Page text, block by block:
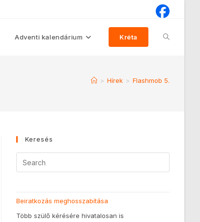
Adventi kalendárium Kréta
> Hírek > Flashmob 5.
Keresés
Beiratkozás meghosszabítása
Több szülő kérésére hivatalosan is